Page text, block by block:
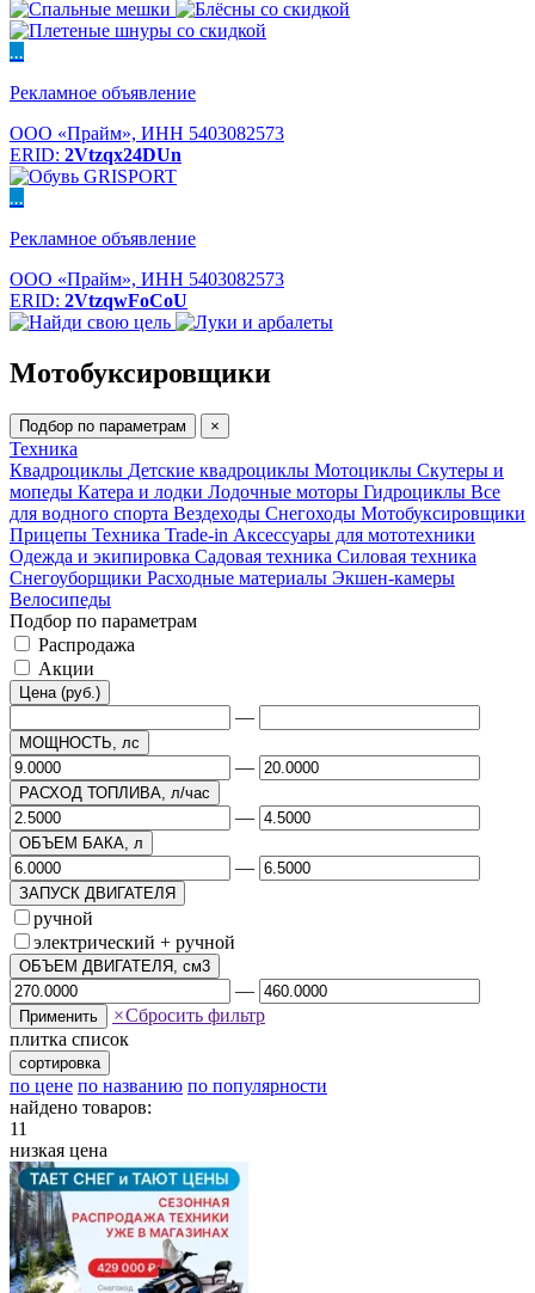
...
Рекламное объявление
ООО «Прайм», ИНН 5403082573
ERID: 2Vtzqx24DUn
...
Рекламное объявление
ООО «Прайм», ИНН 5403082573
ERID: 2VtzqwFoCoU
Мотобуксировщики
Подбор по параметрам ×
Техника
Квадроциклы Детские квадроциклы Мотоциклы Скутеры и
мопеды Катера и лодки Лодочные моторы Гидроциклы Все
для водного спорта Вездеходы Снегоходы Мотобуксировщики
Прицепы Техника Trade-in Аксессуары для мототехники
Одежда и экипировка Садовая техника Силовая техника
Снегоуборщики Расходные материалы Экшен-камеры
Велосипеды
Подбор по параметрам
Распродажа
Акции
Цена (руб.)
—
МОЩНОСТЬ, лс
—
РАСХОД ТОПЛИВА, л/час
—
ОБЪЕМ БАКА, л
—
ЗАПУСК ДВИГАТЕЛЯ
ручной
электрический + ручной
ОБЪЕМ ДВИГАТЕЛЯ, см3
—
Применить ×Сбросить фильтр
плитка список
сортировка
по цене по названию по популярности
найдено товаров:
11
низкая цена